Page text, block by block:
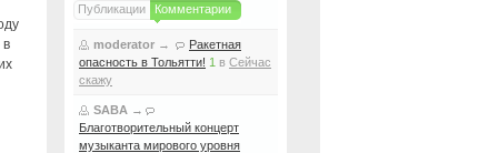
в
Публикации Комментарии
moderator →
Ракетная
опасность в Тольятти! 1 в Сейчас
скажу
SABA →
Благотворительный концерт
музыканта мирового уровня